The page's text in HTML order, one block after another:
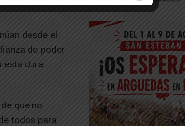
desde el
de poder
esta dura
que no
todos para